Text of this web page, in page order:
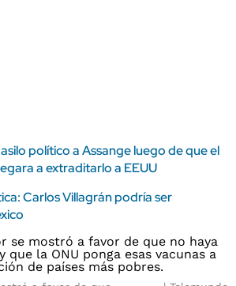
político a Assange luego de que el
a extraditarlo a EEUU
Carlos Villagrán podría ser